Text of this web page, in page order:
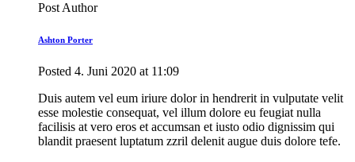
Post Author
Ashton Porter
Posted 4. Juni 2020 at 11:09
Duis autem vel eum iriure dolor in hendrerit in vulputate velit
esse molestie consequat, vel illum dolore eu feugiat nulla
facilisis at vero eros et accumsan et iusto odio dignissim qui
blandit praesent luptatum zzril delenit augue duis dolore tefe.